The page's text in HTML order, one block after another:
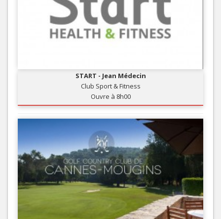
START - Jean Médecin
Club Sport & Fitness
Ouvre à 8h00